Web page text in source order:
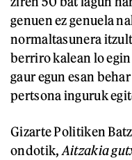
genuen ez genuela
normaltasunera
berriro kalean lo
gaur egun esan
pertsona inguruk
Gizarte Politiken
ondotik, Aitzakia